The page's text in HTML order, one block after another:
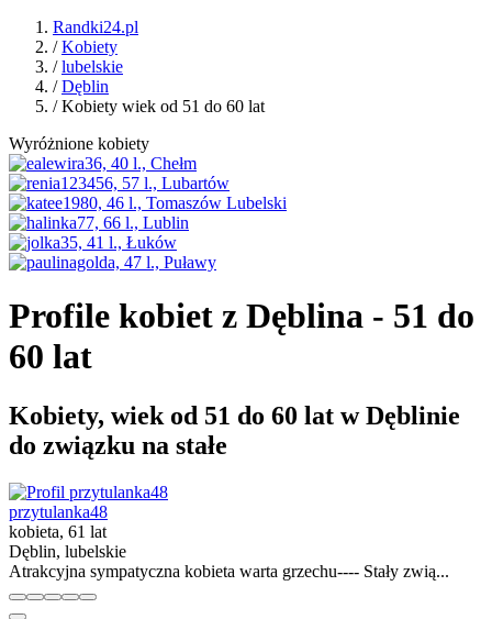
Randki24.pl
/Kobiety
/lubelskie
/Dęblin
/ Kobiety wiek od 51 do 60 lat
Wyróżnione kobiety
Profile kobiet z Dęblina - 51 do
60 lat
Kobiety, wiek od 51 do 60 lat w Dęblinie
do związku na stałe
przytulanka48
kobieta, 61 lat
Dęblin, lubelskie
Atrakcyjna sympatyczna kobieta warta grzechu---- Stały zwią...